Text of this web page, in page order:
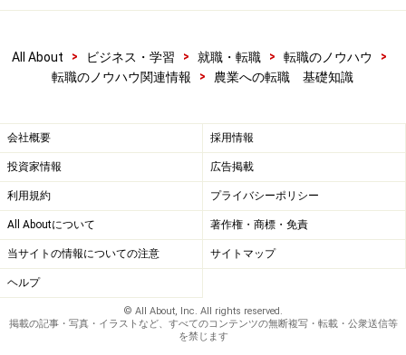
All About > ビジネス・学習 > 就職・転職 > 転職のノウハウ
>
転職のノウハウ関連情報
> 農業への転職 基礎知識
会社概要 採用情報
投資家情報 広告掲載
利用規約 プライバシーポリシー
All Aboutについて 著作権・商標・免責
当サイトの情報についての注意 サイトマップ
ヘルプ
© All About, Inc. All rights reserved.
掲載の記事・写真・イラストなど、すべてのコンテンツの無断複写・転載・公衆送信等
を禁じます